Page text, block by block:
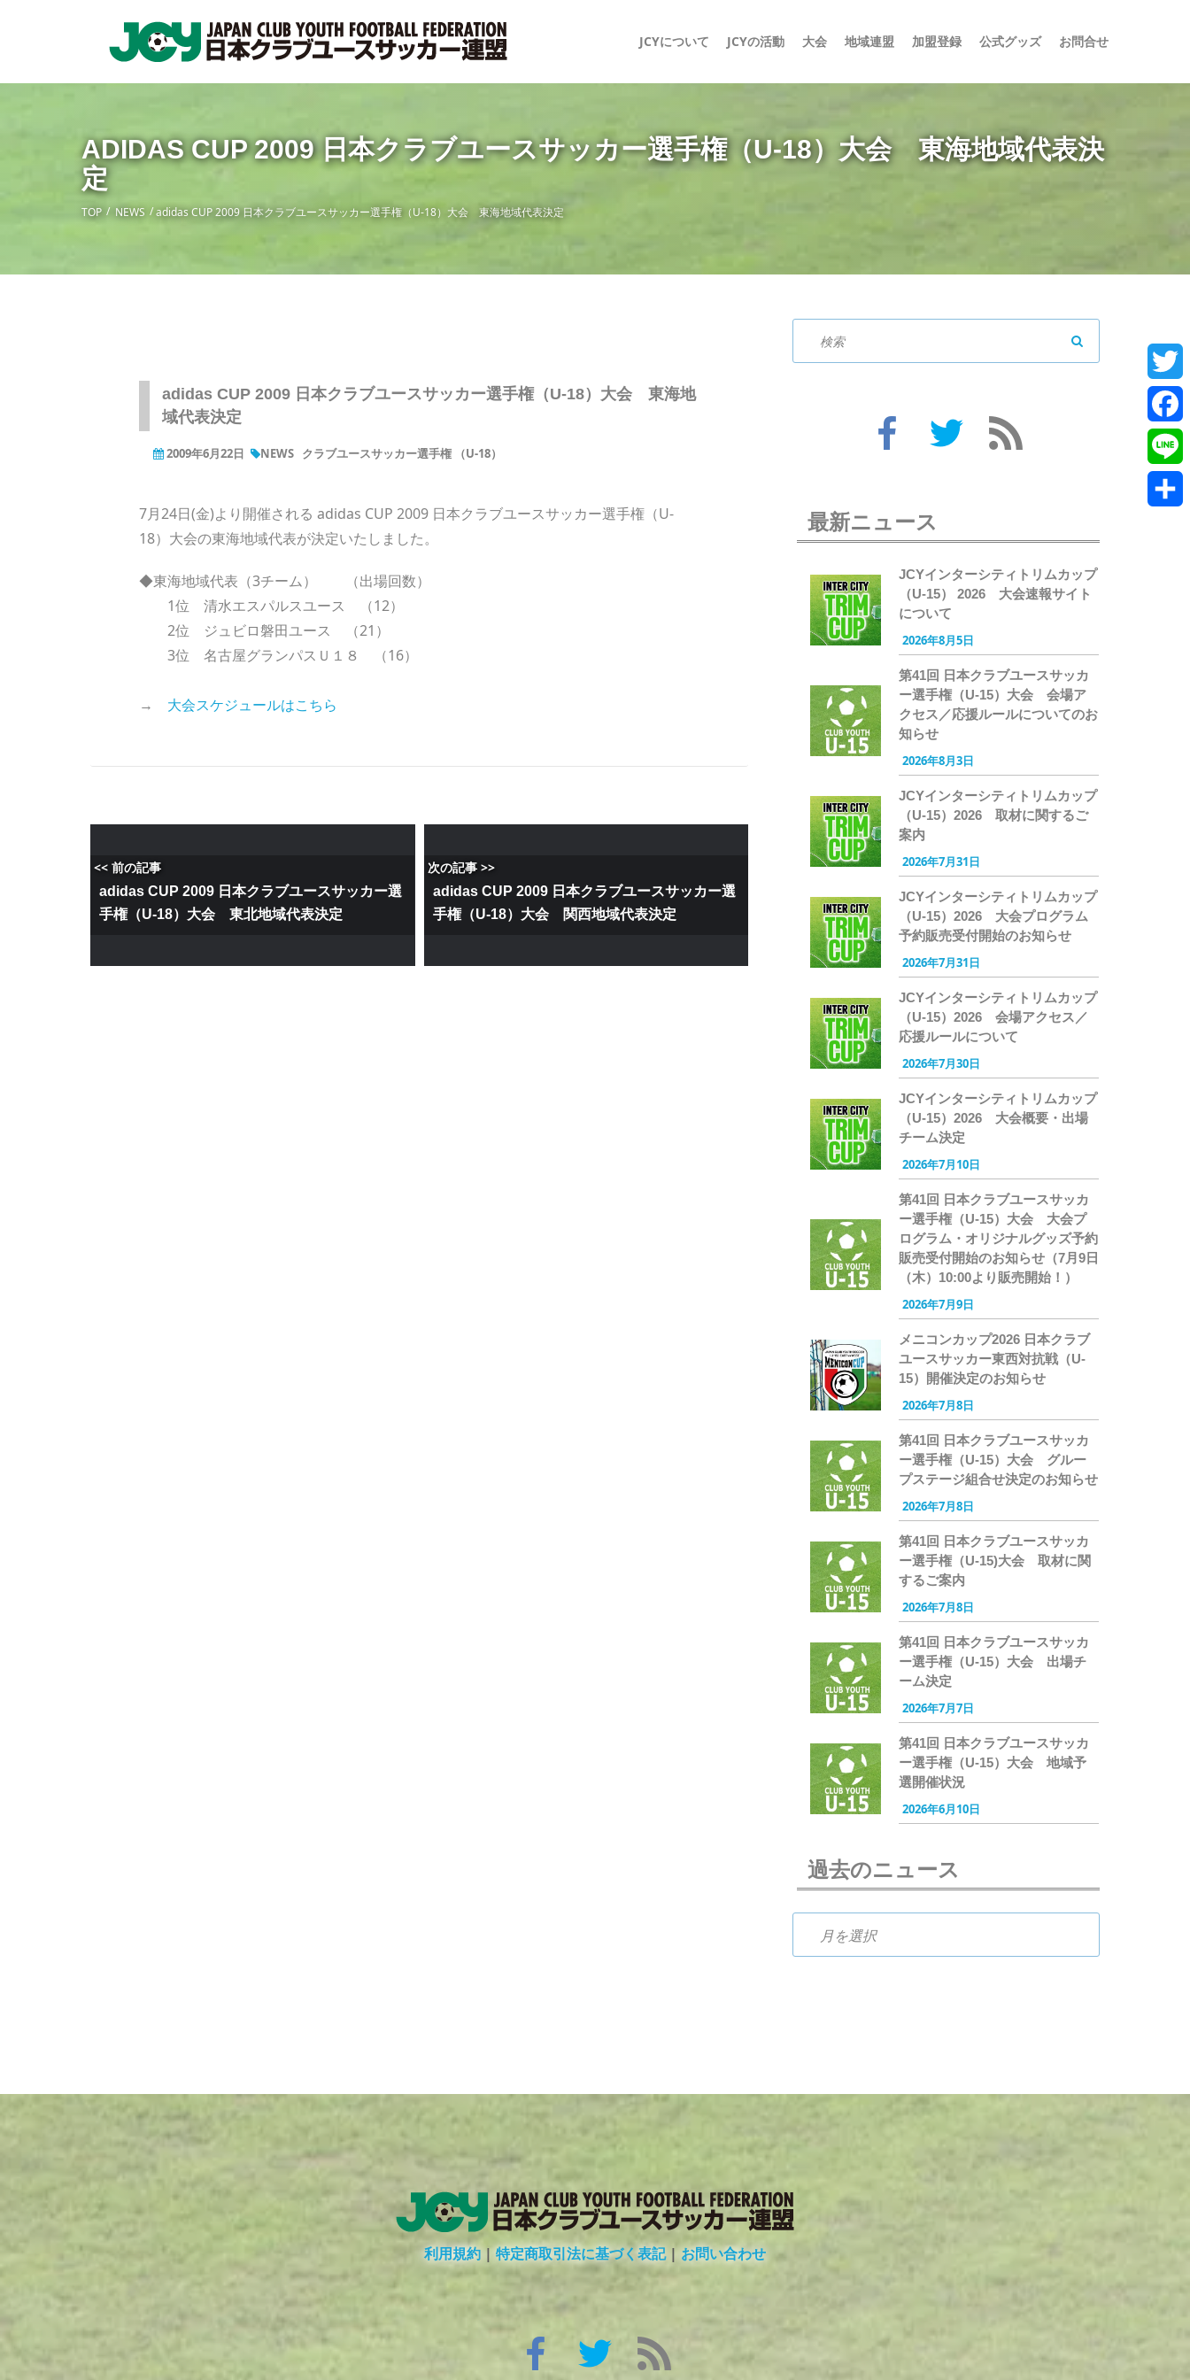
JCYについて JCYの活動 大会 地域連盟 加盟登録 公式グッズ お問合せ
ADIDAS CUP 2009 日本クラブユースサッカー選手権（U-18）大会 東海地域代表決
定
TOP NEWS adidas CUP 2009 日本クラブユースサッカー選手権（U-18）大会 東海地域代表決定
adidas CUP 2009 日本クラブユースサッカー選手権（U-18）大会 東海地
域代表決定
2009年6月22日 NEWS クラブユースサッカー選手権 （U-18）
7月24日(金)より開催される adidas CUP 2009 日本クラブユースサッカー選手権（U-
18）大会の東海地域代表が決定いたしました。
◆東海地域代表（3チーム） （出場回数）
1位 清水エスパルスユース （12）
2位 ジュビロ磐田ユース （21）
3位 名古屋グランパスＵ１８ （16）
→ 大会スケジュールはこちら
<< 前の記事
adidas CUP 2009 日本クラブユースサッカー選
手権（U-18）大会 東北地域代表決定
次の記事 >>
adidas CUP 2009 日本クラブユースサッカー選
手権（U-18）大会 関西地域代表決定
最新ニュース
JCYインターシティトリムカップ
（U-15） 2026 大会速報サイト
について
2026年8月5日
第41回 日本クラブユースサッカ
ー選手権（U-15）大会 会場ア
クセス／応援ルールについてのお
知らせ
2026年8月3日
JCYインターシティトリムカップ
（U-15）2026 取材に関するご
案内
2026年7月31日
JCYインターシティトリムカップ
（U-15）2026 大会プログラム
予約販売受付開始のお知らせ
2026年7月31日
JCYインターシティトリムカップ
（U-15）2026 会場アクセス／
応援ルールについて
2026年7月30日
JCYインターシティトリムカップ
（U-15）2026 大会概要・出場
チーム決定
2026年7月10日
第41回 日本クラブユースサッカ
ー選手権（U-15）大会 大会プ
ログラム・オリジナルグッズ予約
販売受付開始のお知らせ（7月9日
（木）10:00より販売開始！）
2026年7月9日
メニコンカップ2026 日本クラブ
ユースサッカー東西対抗戦（U-
15）開催決定のお知らせ
2026年7月8日
第41回 日本クラブユースサッカ
ー選手権（U-15）大会 グルー
プステージ組合せ決定のお知らせ
2026年7月8日
第41回 日本クラブユースサッカ
ー選手権（U-15)大会 取材に関
するご案内
2026年7月8日
第41回 日本クラブユースサッカ
ー選手権（U-15）大会 出場チ
ーム決定
2026年7月7日
第41回 日本クラブユースサッカ
ー選手権（U-15）大会 地域予
選開催状況
2026年6月10日
過去のニュース
利用規約 | 特定商取引法に基づく表記|お問い合わせ
Line